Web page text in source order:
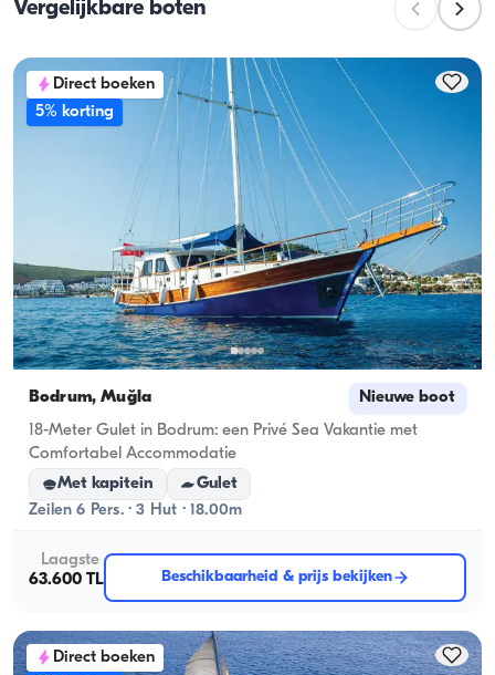
tijdens dagtochten is. Bij overnachtingen geldt de
vaartcapaciteit.
Vergelijkbare boten
Direct boeken
5% korting
Bodrum, Muğla Nieuwe boot
18-Meter Gulet in Bodrum: een Privé Sea Vakantie met
Comfortabel Accommodatie
Met kapitein
Gulet
Zeilen 6 Pers. · 3 Hut · 18.00m
Laagste
63.600 TL
Beschikbaarheid & prijs bekijken
Direct boeken